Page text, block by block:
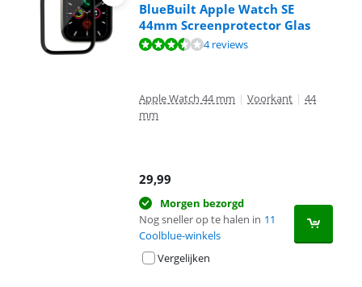
BlueBuilt Apple Watch SE
44mm Screenprotector Glas
Beoordeling is 6,9 van de 10, gebaseerd op 4 reviews.
4 reviews
Apple Watch 44 mm | Voorkant | 44
mm
29,99
Morgen bezorgd
Nog sneller op te halen in 11
Coolblue-winkels
Vergelijken